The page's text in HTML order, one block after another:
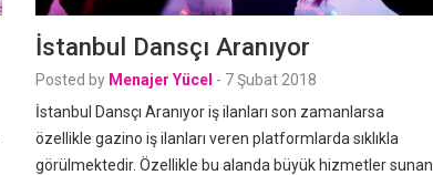
İstanbul Dansçı Aranıyor
Posted by Menajer Yücel - 7 Şubat 2018
İstanbul Dansçı Aranıyor iş ilanları son zamanlarsa
özellikle gazino iş ilanları veren platformlarda sıklıkla
görülmektedir. Özellikle bu alanda büyük hizmetler sunan